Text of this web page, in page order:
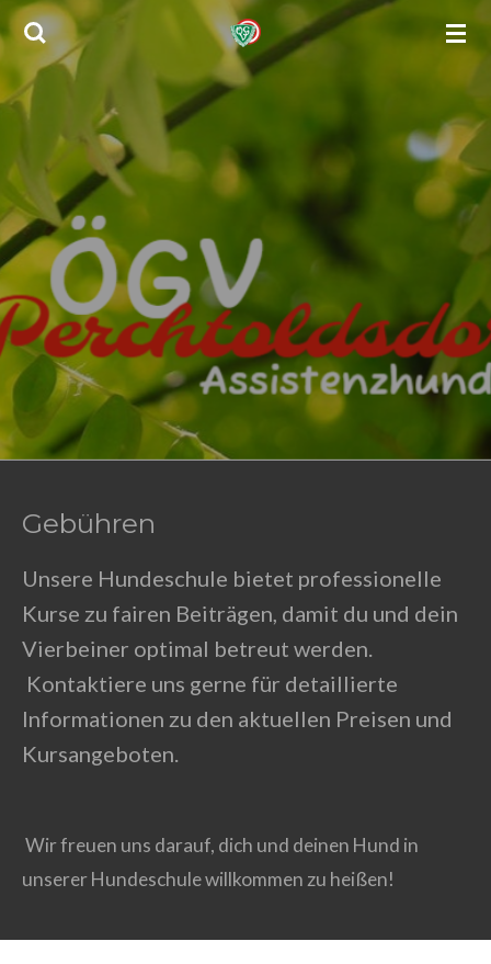
Zum
Hauptinhalt
springen
Gebühren
Unsere Hundeschule bietet professionelle
Kurse zu fairen Beiträgen, damit du und dein
Vierbeiner optimal betreut werden.
Kontaktiere uns gerne für detaillierte
Informationen zu den aktuellen Preisen und
Kursangeboten.
Wir freuen uns darauf, dich und deinen Hund in
unserer Hundeschule willkommen zu heißen!